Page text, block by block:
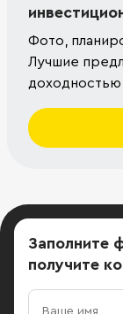
Фото,
Лучшие
доходностью
Заполните
получите